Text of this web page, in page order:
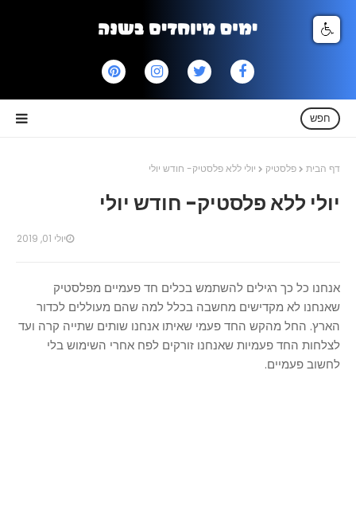
חפש
דף הבית פלסטיק יולי ללא פלסטיק- חודש יולי
יולי ללא פלסטיק- חודש יולי
יולי 01, 2019
אנחנו כל כך רגילים להשתמש בכלים חד פעמיים מפלסטיק
שאנחנו לא מקדישים מחשבה בכלל למה שהם מעוללים לכדור
הארץ. החל מהקש החד פעמי שאיתו אנחנו שותים שתייה קרה ועד
לצלחות החד פעמיות שאנחנו זורקים לפח אחרי השימוש בלי
לחשוב פעמיים.